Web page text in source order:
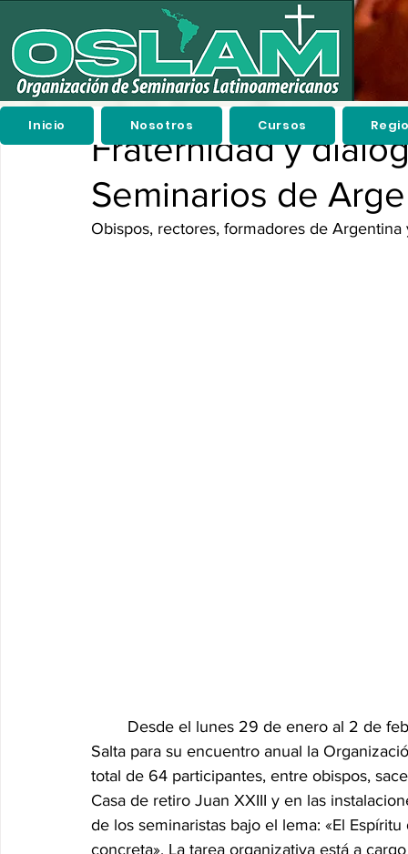
Fraternidad y
Seminarios de
Obispos, rectores, formadores de Argentina
Salta para su encuentro anual la
total de 64 participantes, entre obispos,
Casa de retiro Juan XXIII y en las
de los seminaristas bajo el lema: «El
concreta». La tarea organizativa está a
Inicio Nosotros Cursos